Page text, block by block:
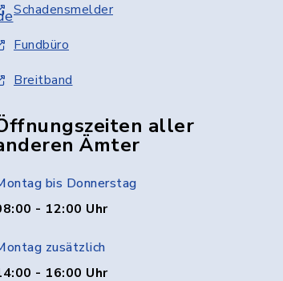
Schadensmelder
Fundbüro
Breitband
aller
Ämter
bis Donnerstag
- 12:00 Uhr
zusätzlich
- 16:00 Uhr